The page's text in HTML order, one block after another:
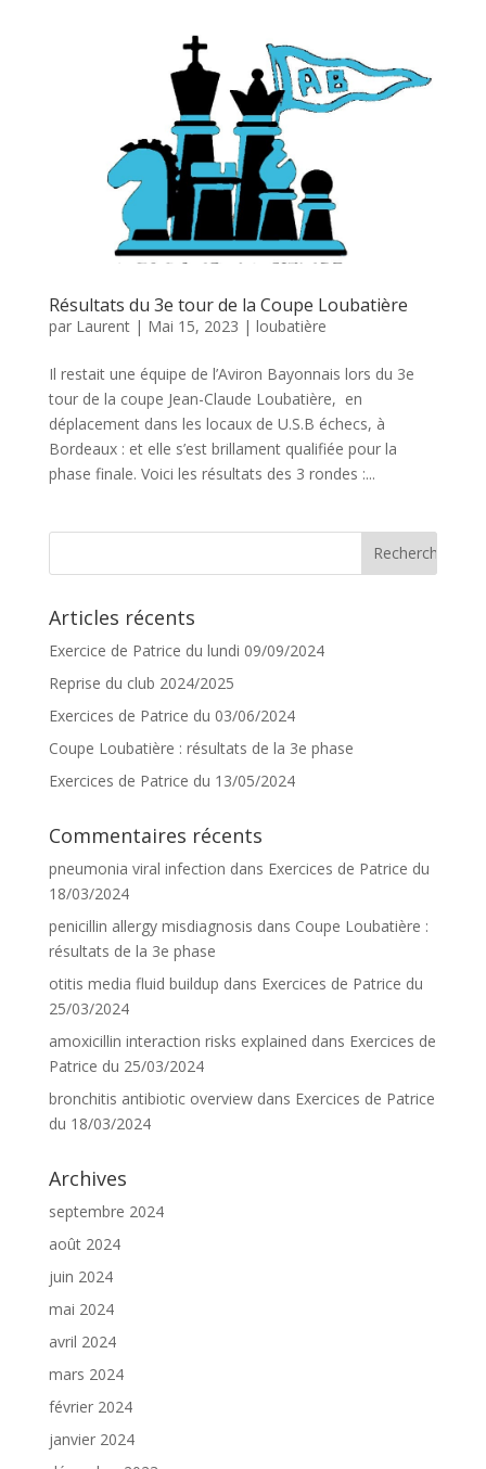
Résultats du 3e tour de la Coupe Loubatière
par Laurent| Mai 15, 2023 | loubatière
Il restait une équipe de l’Aviron Bayonnais lors du 3e
tour de la coupe Jean-Claude Loubatière, en
déplacement dans les locaux de U.S.B échecs, à
Bordeaux : et elle s’est brillament qualifiée pour la
phase finale. Voici les résultats des 3 rondes :...
Articles récents
Exercice de Patrice du lundi 09/09/2024
Reprise du club 2024/2025
Exercices de Patrice du 03/06/2024
Coupe Loubatière : résultats de la 3e phase
Exercices de Patrice du 13/05/2024
Commentaires récents
pneumonia viral infection dans Exercices de Patrice du
18/03/2024
penicillin allergy misdiagnosis dans Coupe Loubatière :
résultats de la 3e phase
otitis media fluid buildup dans Exercices de Patrice du
25/03/2024
amoxicillin interaction risks explained dans Exercices de
Patrice du 25/03/2024
bronchitis antibiotic overviewdans Exercices de Patrice
du 18/03/2024
Archives
septembre 2024
août 2024
juin 2024
mai 2024
avril 2024
mars 2024
février 2024
janvier 2024